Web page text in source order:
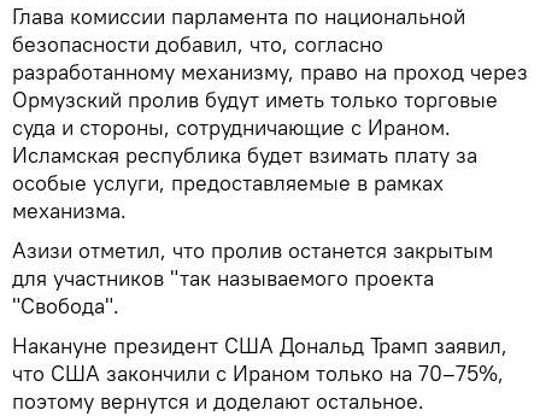
Глава комиссии парламента по национальной
безопасности добавил, что, согласно
разработанному механизму, право на проход через
Ормузский пролив будут иметь только торговые
суда и стороны, сотрудничающие с Ираном.
Исламская республика будет взимать плату за
особые услуги, предоставляемые в рамках
механизма.
Азизи отметил, что пролив останется закрытым
для участников "так называемого проекта
"Свобода".
Накануне президент США Дональд Трамп заявил,
что США закончили с Ираном только на 70–75%,
поэтому вернутся и доделают остальное.